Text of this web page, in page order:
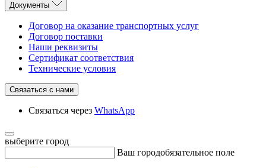
Документы
Договор на оказание транспортных услуг
Договор поставки
Наши реквизиты
Сертификат соответствия
Технические условия
Связаться с нами
Связаться через WhatsApp
выберите город
Ваш городобязательное поле